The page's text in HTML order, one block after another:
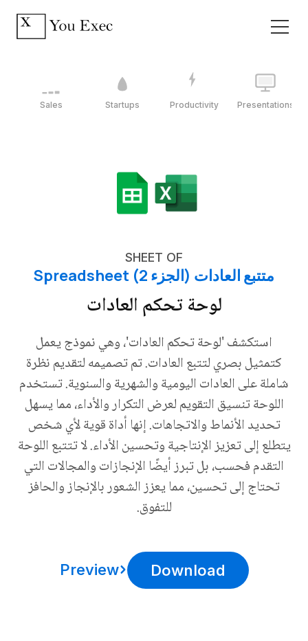
Sales Startups Productivity Presentations
SHEET OF
متتبع العادات (الجزء 2) Spreadsheet
لوحة تحكم العادات
استكشف 'لوحة تحكم العادات'، وهي نموذج يعمل
كتمثيل بصري لتتبع العادات. تم تصميمه لتقديم نظرة
شاملة على العادات اليومية والشهرية والسنوية. تستخدم
اللوحة تنسيق التقويم لعرض التكرار والأداء، مما يسهل
تحديد الأنماط والاتجاهات. إنها أداة قوية لأي شخص
يتطلع إلى تعزيز الإنتاجية وتحسين الأداء. لا تتتبع اللوحة
التقدم فحسب، بل تبرز أيضًا الإنجازات والمجالات التي
تحتاج إلى تحسين، مما يعزز الشعور بالإنجاز والحافز
للتفوق.
Download
Preview